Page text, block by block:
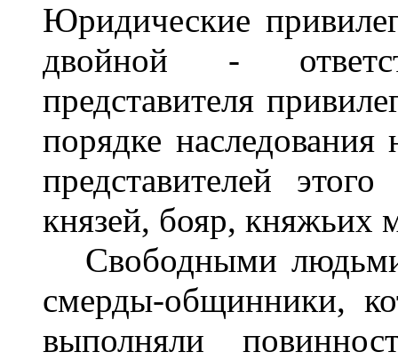
Юридические
двойной -
представителя
порядке
представителей
князей, бояр, княжьих
Свободными
смерды-общинники,
выполняли